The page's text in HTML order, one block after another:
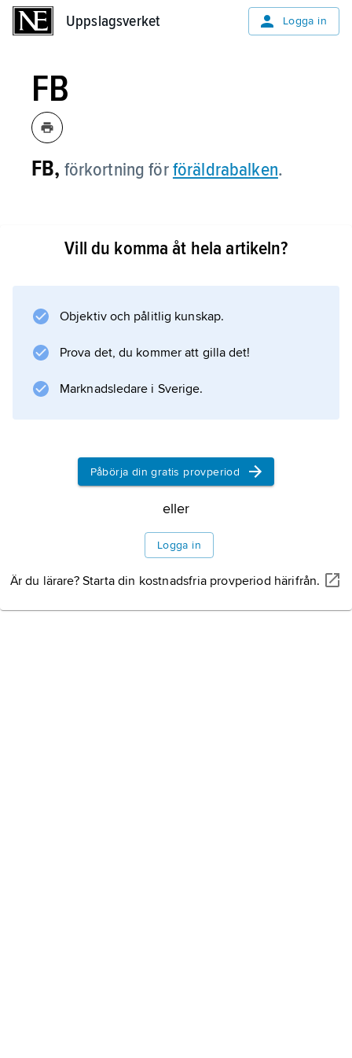
Uppslagsverket Logga in
FB
FB, förkortning förföräldrabalken.
Vill du komma åt hela artikeln?
Objektiv och pålitlig kunskap.
Prova det, du kommer att gilla det!
Marknadsledare i Sverige.
Påbörja din gratis provperiod
eller
Logga in
Är du lärare? Starta din kostnadsfria provperiod härifrån.